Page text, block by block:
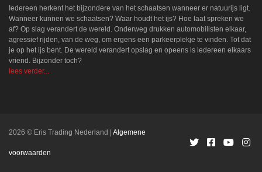
Iedereen herkent het bijzondere van het schaatsen wanneer er natuurijs ligt.
Wanneer kunnen we schaatsen? Waar houdt het ijs? Hoe laat spreken we
af? Op slag verandert de wereld. Onderweg drukken automobilisten elkaar,
agressief rijden, van de weg, om ergens een parkeerplekje te vinden. Tot dat
je op het ijs bent. De wereld verandert opslag en opeens is iedereen elkaars
vriend. Bijzonder toch?
lees verder...
2026 © Eris Trading Nederland Algemene
voorwaarden